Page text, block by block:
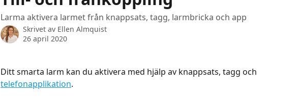
Larma aktivera larmet från knappsats, tagg, larmbricka och app
Skrivet av Ellen Almquist
26 april 2020
Ditt smarta larm kan du aktivera med hjälp av knappsats, tagg och
telefonapplikation.